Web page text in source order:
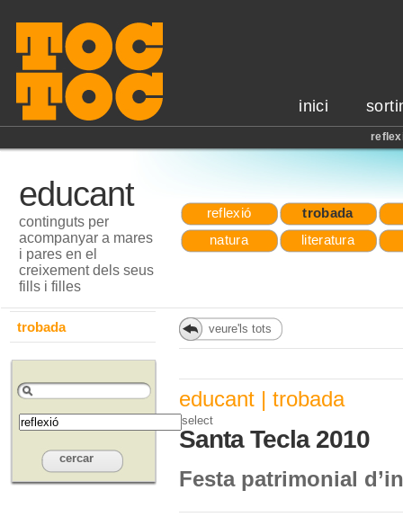
inici
reflexió
trobada
natura
literatura
educant
continguts per
acompanyar a mares
i pares en el
creixement dels seus
fills i filles
trobada
select
veure'ls tots
educant | trobada
Santa Tecla 2010
Festa patrimonial